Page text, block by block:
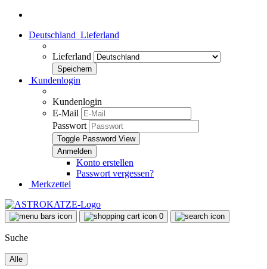
Deutschland Lieferland
Lieferland
Kundenlogin
Kundenlogin
E-Mail
Passwort
Toggle Password View
Konto erstellen
Passwort vergessen?
Merkzettel
0
Suche
Alle